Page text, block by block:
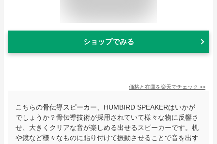
ショップでみる
価格と在庫を楽天でチェック >>
こちらの骨伝導スピーカー、HUMBIRD SPEAKERはいかが
でしょうか？骨伝導技術が採用されていて様々な物に反響さ
せ、大きくクリアな音が楽しめる出せるスピーカーです。机
や鏡など様々なものに貼り付けて振動させることで音を出す